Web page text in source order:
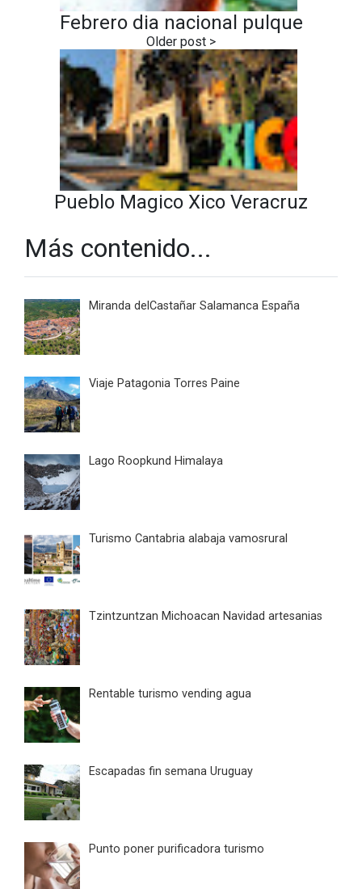
Febrero dia nacional pulque
Pueblo Magico Xico Veracruz
Más contenido...
Miranda delCastañar Salamanca España
Viaje Patagonia Torres Paine
Lago Roopkund Himalaya
Turismo Cantabria alabaja vamosrural
Tzintzuntzan Michoacan Navidad artesanias
Rentable turismo vending agua
Escapadas fin semana Uruguay
Punto poner purificadora turismo